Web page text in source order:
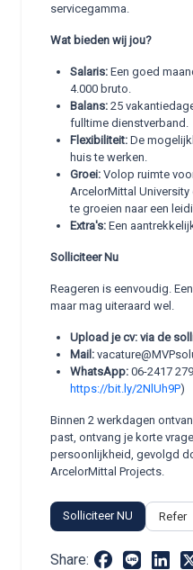
servicegamma.
Wat bieden wij jou?
Salaris: Een goed
4.000 bruto.
Balans: 25
fulltime dienstverband.
Flexibiliteit: De
huis te werken.
Groei: Volop ruimte
ArcelorMittal
te groeien naar een
Extra's: Een
Solliciteer Nu
Reageren is eenvoudig.
maar mag uiteraard wel.
Upload je cv: via de
Mail:
WhatsApp: 06-2417
https://bit.ly/2NlUh9P)
Binnen 2 werkdagen
past, ontvang je korte
persoonlijkheid, gevolgd
ArcelorMittal Projects.
Solliciteer NU Refer
Share: